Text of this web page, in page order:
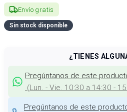
Envío gratis
Sin stock disponible
¿TIENES
Pregúntanos de este
(Lun. - Vie. 10:30 a 14:30 -
Pregúntanos de este